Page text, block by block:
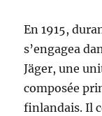
En 1915,
s’engagea
Jäger, une
composée
finlandais. Il